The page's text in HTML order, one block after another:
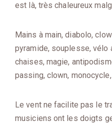
est là, très chaleureux
Mains à main, diabolo,
pyramide, souplesse, vélo
chaises, magie,
passing, clown,
Le vent ne facilite pas le
musiciens ont les doigts